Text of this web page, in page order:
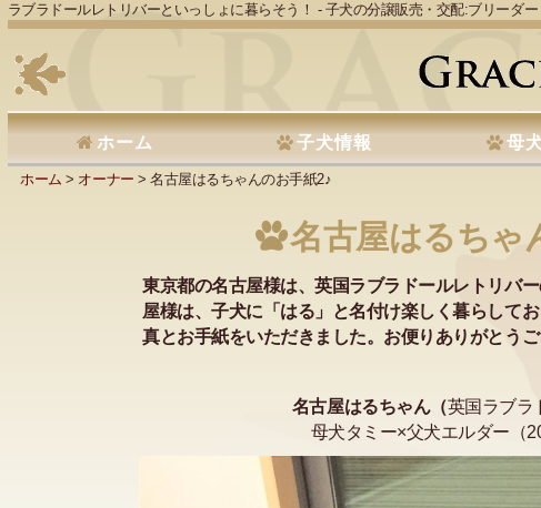
ラブラドールレトリバーといっしょに暮らそう！ - 子犬の分譲販売・交配:ブリーダー
ホーム 子犬情報 母
ホーム > オーナー > 名古屋はるちゃんのお手紙2♪
名古屋はるちゃ
東京都の名古屋様は、英国ラブラドールレトリバ
屋様は、子犬に「はる」と名付け楽しく暮らして
真とお手紙をいただきました。お便りありがとう
名古屋はるちゃん（英国ラブラ
母犬タミー×父犬エルダー（